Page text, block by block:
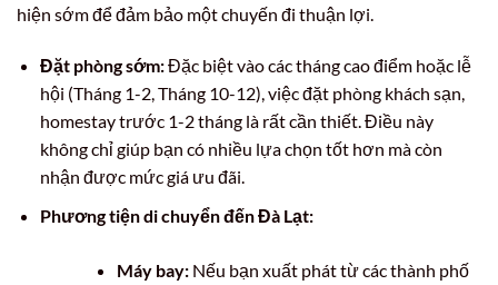
hiện sớm để đảm bảo một chuyến đi thuận lợi.
Đặt phòng sớm:Đặc biệt vào các tháng cao điểm hoặc lễ
hội (Tháng 1-2, Tháng 10-12), việc đặt phòng khách sạn,
homestay trước 1-2 tháng là rất cần thiết. Điều này
không chỉ giúp bạn có nhiều lựa chọn tốt hơn mà còn
nhận được mức giá ưu đãi.
Phương tiện di chuyển đến Đà Lạt:
Máy bay:Nếu bạn xuất phát từ các thành phố